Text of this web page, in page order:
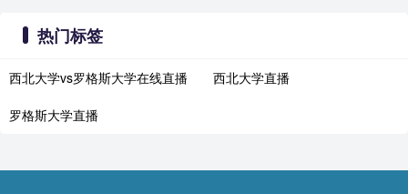
热门标签
西北大学vs罗格斯大学在线直播 西北大学直播
罗格斯大学直播